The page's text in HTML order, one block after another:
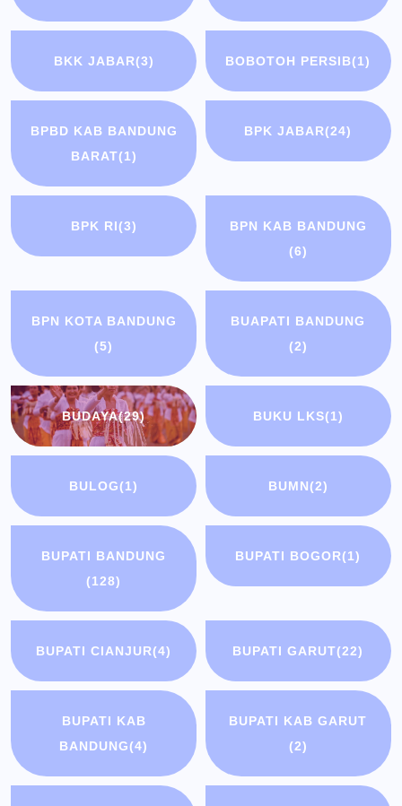
BKK JABAR(3) BOBOTOH PERSIB(1)
BPBD KAB BANDUNG
BARAT(1)
BPK JABAR(24)
BPK RI(3)
BPN KAB BANDUNG
(6)
BPN KOTA BANDUNG
(5)
BUAPATI BANDUNG
(2)
BUDAYA(29) BUKU LKS(1)
BULOG(1) BUMN(2)
BUPATI BANDUNG
(128)
BUPATI BOGOR(1)
BUPATI CIANJUR(4) BUPATI GARUT(22)
BUPATI KAB
BANDUNG(4)
BUPATI KAB GARUT
(2)